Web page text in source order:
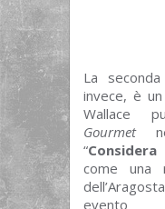
La
invece, è
Wallace
Gourmet
“
come una
evento